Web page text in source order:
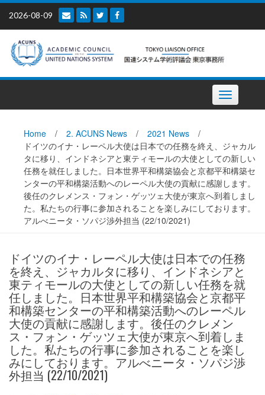
Skip
content
2026-08-09
Toggle
navigation
Home / 2. ACUNS News / 2021 News
/
ドイツのイナ・レーペル大使は日本での任務を終え、ジャカル
タに移り、インドネシアと東ティモールの大使としての新しい
任務を就任しました。日本世界平和構築協会と京都平和構築セ
ンターの平和構築活動へのレーペル大使の貢献に感謝します。
後任のクレメンス・フォン・ゲッツェ大使が東京へ到着しまし
た。私たちの行事に参加されることを楽しみにしております。
アルべニータ・ソパジ渉外担当 (22/10/2021)
ドイツのイナ・レーペル大使は日本での任務
を終え、ジャカルタに移り、インドネシアと
東ティモールの大使としての新しい任務を就
任しました。日本世界平和構築協会と京都平
和構築センターの平和構築活動へのレーペル
大使の貢献に感謝します。後任のクレメン
ス・フォン・ゲッツェ大使が東京へ到着しま
した。私たちの行事に参加されることを楽し
みにしております。アルべニータ・ソパジ渉
外担当 (22/10/2021)